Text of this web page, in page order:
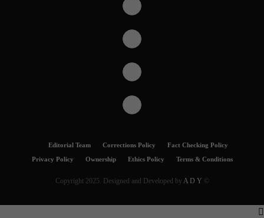
Fact Checking Policy
Corrections Policy
Editorial Team
Terms & Conditions
Ethics Policy
Ownership
Privacy Policy
© Copyright 2025. Designed and Developed by
A D Y